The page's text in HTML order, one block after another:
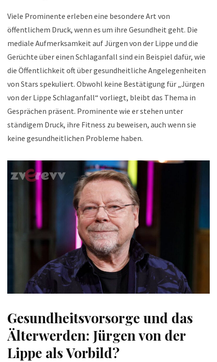
Viele Prominente erleben eine besondere Art von
öffentlichem Druck, wenn es um ihre Gesundheit geht. Die
mediale Aufmerksamkeit auf Jürgen von der Lippe und die
Gerüchte über einen Schlaganfall sind ein Beispiel dafür, wie
die Öffentlichkeit oft über gesundheitliche Angelegenheiten
von Stars spekuliert. Obwohl keine Bestätigung für „Jürgen
von der Lippe Schlaganfall“ vorliegt, bleibt das Thema in
Gesprächen präsent. Prominente wie er stehen unter
ständigem Druck, ihre Fitness zu beweisen, auch wenn sie
keine gesundheitlichen Probleme haben.
Gesundheitsvorsorge und das
Älterwerden: Jürgen von der
Lippe als Vorbild?